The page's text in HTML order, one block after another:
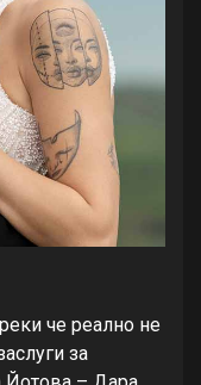
че реално не
за